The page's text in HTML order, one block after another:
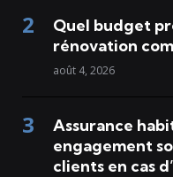
Quel budget
rénovation
août 4, 2026
Assurance
engagement
clients en cas